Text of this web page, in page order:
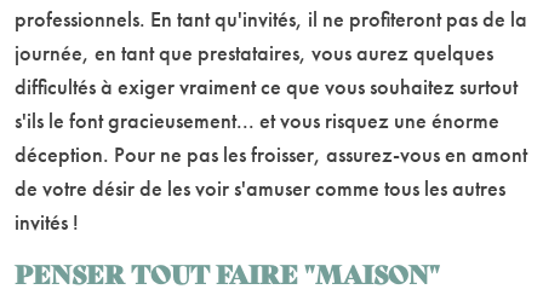
professionnels. En tant qu'invités, il ne profiteront pas de la
journée, en tant que prestataires, vous aurez quelques
difficultés à exiger vraiment ce que vous souhaitez surtout
s'ils le font gracieusement... et vous risquez une énorme
déception. Pour ne pas les froisser, assurez-vous en amont
de votre désir de les voir s'amuser comme tous les autres
invités !
PENSER TOUT FAIRE "MAISON"